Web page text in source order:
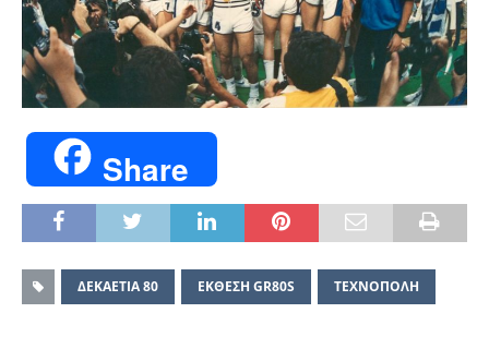
Share
ΔΕΚΑΕΤΙΑ 80 ΕΚΘΕΣΗ GR80S ΤΕΧΝΟΠΟΛΗ